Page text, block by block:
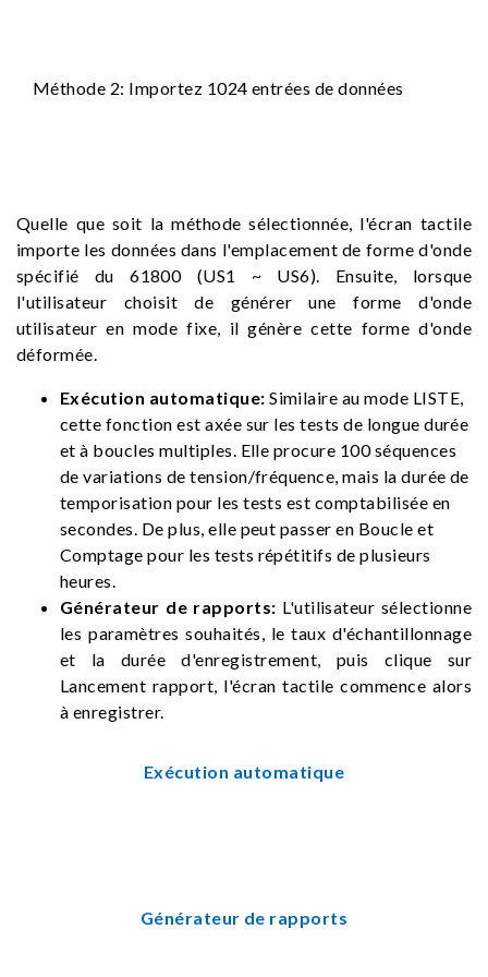
Méthode 2: Importez 1024 entrées de données
Quelle que soit la méthode sélectionnée, l'écran tactile
importe les données dans l'emplacement de forme d'onde
spécifié du 61800 (US1 ~ US6). Ensuite, lorsque
l'utilisateur choisit de générer une forme d'onde
utilisateur en mode fixe, il génère cette forme d'onde
déformée.
Exécution automatique:Similaire au mode LISTE,
cette fonction est axée sur les tests de longue durée
et à boucles multiples. Elle procure 100 séquences
de variations de tension/fréquence, mais la durée de
temporisation pour les tests est comptabilisée en
secondes. De plus, elle peut passer en Boucle et
Comptage pour les tests répétitifs de plusieurs
heures.
Générateur de rapports: L'utilisateur sélectionne
les paramètres souhaités, le taux d'échantillonnage
et la durée d'enregistrement, puis clique sur
Lancement rapport, l'écran tactile commence alors
à enregistrer.
Exécution automatique
Générateur de rapports